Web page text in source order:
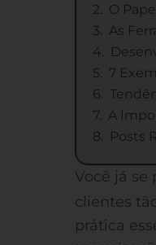
O
As
7
A
Posts
Você já
clientes
prática